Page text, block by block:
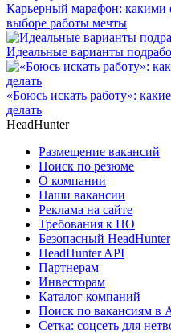
Карьерный марафон: какими
выборе работы мечты
Идеальные варианты
«Боюсь искать работу»:
делать
HeadHunter
Размещение вакансий
Поиск по резюме
О компании
Наши вакансии
Реклама на сайте
Требования к ПО
Безопасный HeadHunter
HeadHunter API
Партнерам
Инвесторам
Каталог компаний
Поиск по вакансиям в
Сетка: соцсеть для